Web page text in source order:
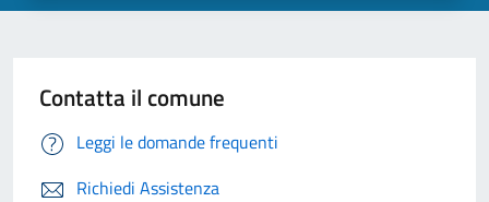
Contatta il comune
Leggi le domande frequenti
Richiedi Assistenza